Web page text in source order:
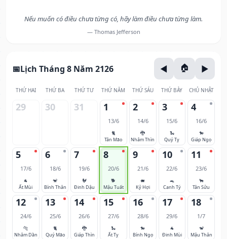
Nếu muốn có điều chưa từng có, hãy làm điều chưa từng làm.
— Thomas Jefferson
Lịch Tháng 8 Năm 2126
THỨ HAI THỨ BA THỨ TƯ THỨ NĂM THỨ SÁU THỨ BẢY CHỦ NHẬT
29 30 31 1
13/6
🐈
Tân Mão
2
14/6
🐉
Nhâm Thìn
3
15/6
🐍
Quý Tỵ
4
16/6
🐎
Giáp Ngọ
5
17/6
🐐
Ất Mùi
6
18/6
🐒
Bính Thân
7
19/6
🐓
Đinh Dậu
8
20/6
🐕
Mậu Tuất
9
21/6
🐖
Kỷ Hợi
10
22/6
🐀
Canh Tý
11
23/6
🐂
Tân Sửu
12
24/6
🐅
Nhâm Dần
13
25/6
🐈
Quý Mão
14
26/6
🐉
Giáp Thìn
15
27/6
🐍
Ất Tỵ
16
28/6
🐎
Bính Ngọ
17
29/6
🐐
Đinh Mùi
18
1/7
🐒
Mậu Thân